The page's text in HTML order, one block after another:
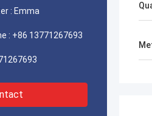
: Emma
: +86 13771267693